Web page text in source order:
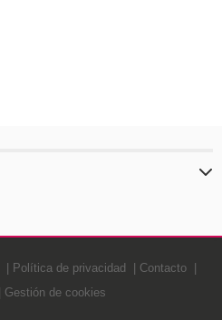
Política de privacidad
Contacto
Gestión de cookies